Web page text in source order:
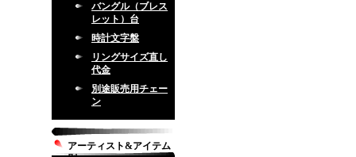
バングル（ブレス
レット）台
時計文字盤
リングサイズ直し
代金
別途販売用チェー
ン
アーティスト&アイテム